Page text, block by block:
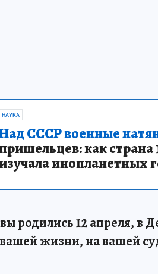
НАУКА
СССР военные
как страна
инопланетных
родились 12 апреля, в
жизни, на вашей